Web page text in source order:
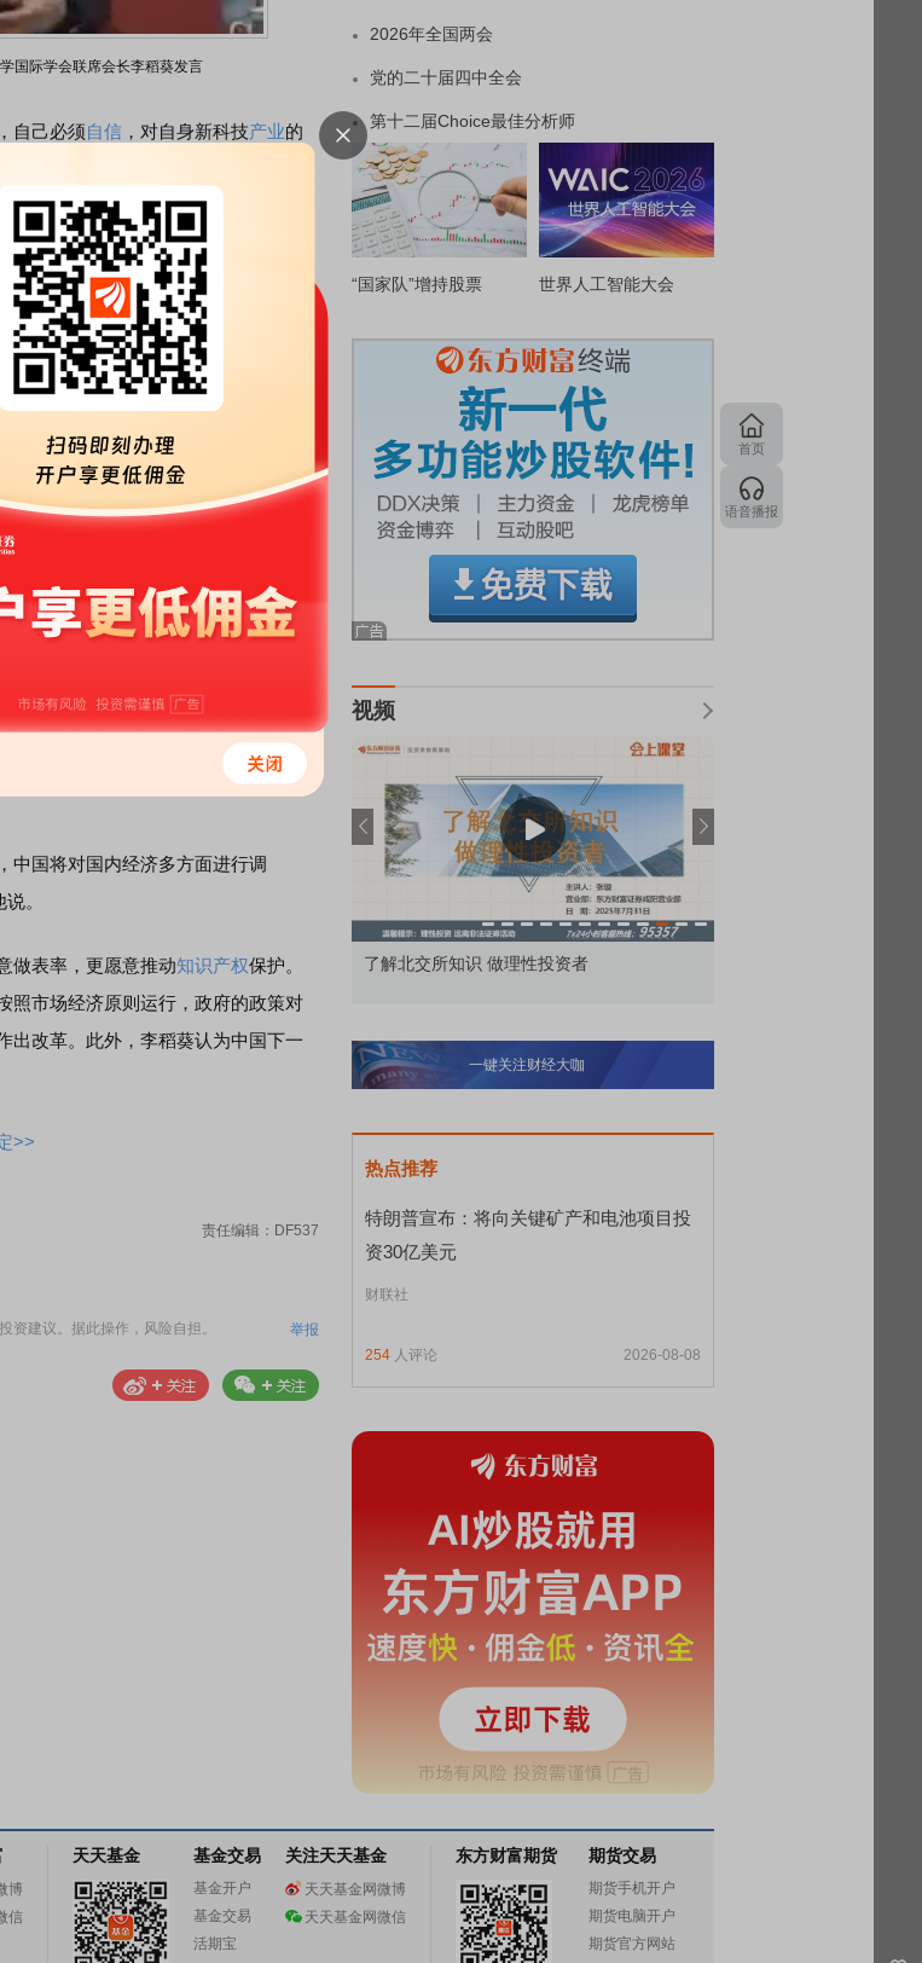
学国际学会联席会长李稻葵发言
自己必须自信 ，对自身新科技产业的
有这种能力；第三，市场大。
掌握了新科技，在全球化过程中就
的新科技产业有自信了。
产业，能否通过国内利益再分配把全
门一打开，沈阳的机床厂被德国、日
3财政收入归沈阳，把沈阳救活了。中
革WTO，但可以一个一个区域来
加入。这几个例子告诉大家中国具备
域贸易协定。”李稻葵说。
成员国为东盟十国与中国、日本、
面与进步跨太平洋伙伴关系协定
越南、智利、文莱、新加坡、马来
中国将对国内经济多方面进行调
。
做表率，更愿意推动知识产权保护。
照市场经济原则运行，政府的政策对
出改革。此外，李稻葵认为中国下一
>>
责任编辑：DF537
资建议。据此操作，风险自担。 举报
2026年全国两会
党的二十届四中全会
第十二届Choice最佳分析师
“国家队”增持股票 世界人工智能大会
视频
债券知识通识：从基础认知到特色品种 了解北交所知识 做理性投资者
一键关注财经大咖
热点推荐
特朗普宣布：将向关键矿产和电池项目投
资30亿美元
财联社
254 人评论 2026-08-08
首页
语音播报
博
信
天天基金 基金交易
基金开户
基金交易
活期宝
关注天天基金
天天基金网微博
天天基金网微信
东方财富期货 期货交易
期货手机开户
期货电脑开户
期货官方网站